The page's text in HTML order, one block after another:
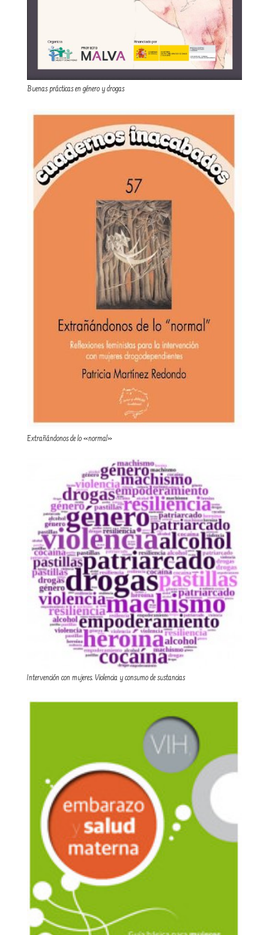
Buenas prácticas en género y drogas
Extrañándonos de lo «normal»
Intervención con mujeres. Violencia y consumo de sustancias